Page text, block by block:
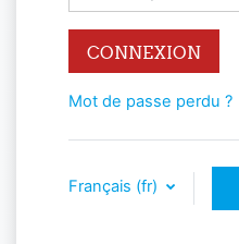
CONNEXION
Mot de passe perdu ?
Français ‎(fr)‎